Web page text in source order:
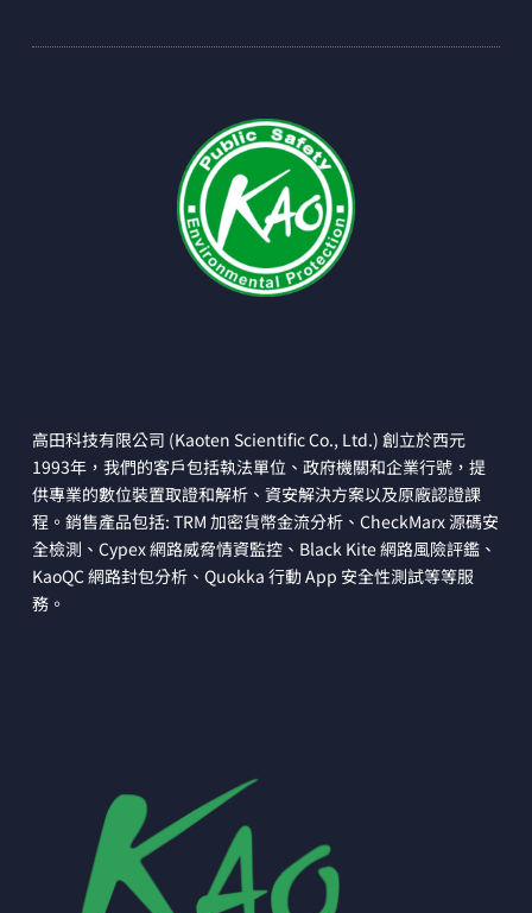
高田科技有限公司 (Kaoten Scientific Co., Ltd.) 創立於西元
1993年，我們的客戶包括執法單位、政府機關和企業行號，提
供專業的數位裝置取證和解析、資安解決方案以及原廠認證課
程。銷售產品包括: TRM 加密貨幣金流分析、CheckMarx 源碼安
全檢測、Cypex 網路威脅情資監控、Black Kite 網路風險評鑑、
KaoQC 網路封包分析、Quokka 行動 App 安全性測試等等服
務。